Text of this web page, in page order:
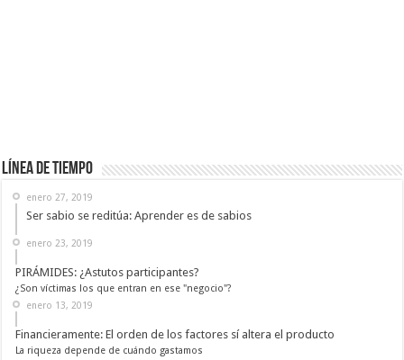
Línea de Tiempo
enero 27, 2019
Ser sabio se reditúa: Aprender es de sabios
enero 23, 2019
PIRÁMIDES: ¿Astutos participantes?
¿Son víctimas los que entran en ese "negocio"?
enero 13, 2019
Financieramente: El orden de los factores sí altera el producto
La riqueza depende de cuándo gastamos